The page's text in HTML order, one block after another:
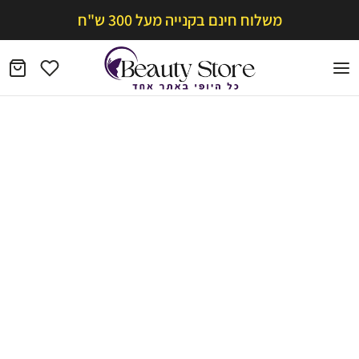
משלוח חינם בקנייה מעל 300 ש"ח